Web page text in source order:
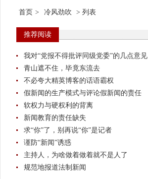
首页 > 冷风劲吹 > 列表
推荐阅读
我对“党报不得批评同级党委”的几点意见
青山遮不住，毕竟东流去
不必夸大精英博客的话语霸权
假新闻的生产模式与评论假新闻的责任
软权力与硬权利的背离
新闻教育的责任缺失
求“你”了，别再说“你”是记者
谨防“新闻”诱惑
主持人，为啥做着做着就不是人了
规范地报道法制新闻